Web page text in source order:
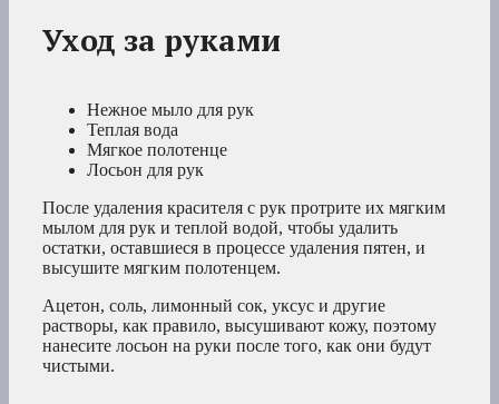
Уход за руками
Нежное мыло для рук
Теплая вода
Мягкое полотенце
Лосьон для рук
После удаления красителя с рук протрите их мягким
мылом для рук и теплой водой, чтобы удалить
остатки, оставшиеся в процессе удаления пятен, и
высушите мягким полотенцем.
Ацетон, соль, лимонный сок, уксус и другие
растворы, как правило, высушивают кожу, поэтому
нанесите лосьон на руки после того, как они будут
чистыми.